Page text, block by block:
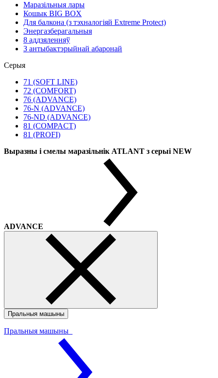
Маразільныя лары
Кошык BIG BOX
Для балкона (з тэхналогіяй Extreme Protect)
Энергазберагальныя
8 аддзяленняў
З антыбактэрыйнай абаронай
Серыя
71 (SOFT LINE)
72 (COMFORT)
76 (ADVANCE)
76-N (ADVANCE)
76-ND (ADVANCE)
81 (COMPACT)
81 (PROFI)
Выразны і смелы маразільнік ATLANT з серыі NEW
ADVANCE
Пральныя машыны
Пральныя машыны